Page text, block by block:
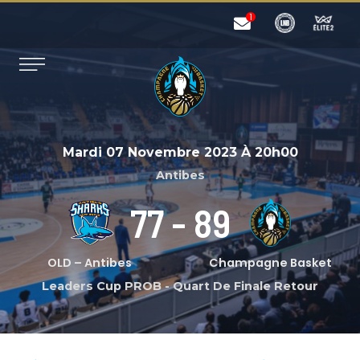
Mardi 07 Novembre 2023À 20h00
Antibes
Champagne Basket
89
-
77
OLD – Antibes
Leaders Cup PROB-Quart De Finale Retour